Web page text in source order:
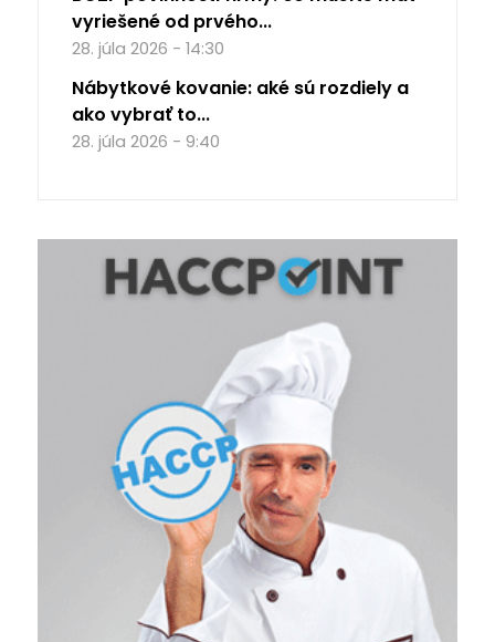
vyriešené od prvého...
28. júla 2026 - 14:30
Nábytkové kovanie: aké sú rozdiely a
ako vybrať to...
28. júla 2026 - 9:40